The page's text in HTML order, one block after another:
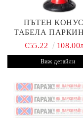
ПЪТЕН
ТАБЕЛА
КЛИЕНТИ С ВАШ
€55.22
Виж детайли